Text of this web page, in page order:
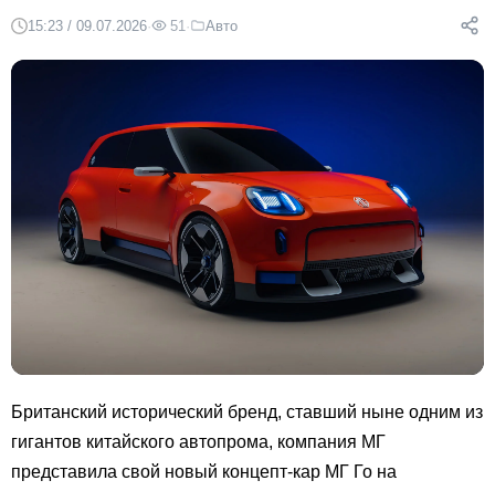
15:23 / 09.07.2026· 51 · Авто
Британский исторический бренд, ставший ныне одним из
гигантов китайского автопрома, компания МГ
представила свой новый концепт-кар МГ Го на